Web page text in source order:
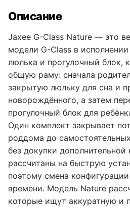
Описание
Jaxee G-Class Nature — это
модели G-Class в
люлька и прогулочный блок,
общую раму: сначала
закрытую люльку для сна и
новорождённого, а затем
прогулочный блок для
Один комплект закрывает
роддома до
без докупки дополнительной
рассчитаны на быструю
поэтому смена
времени. Модель Nature
которые ищут аккуратную и